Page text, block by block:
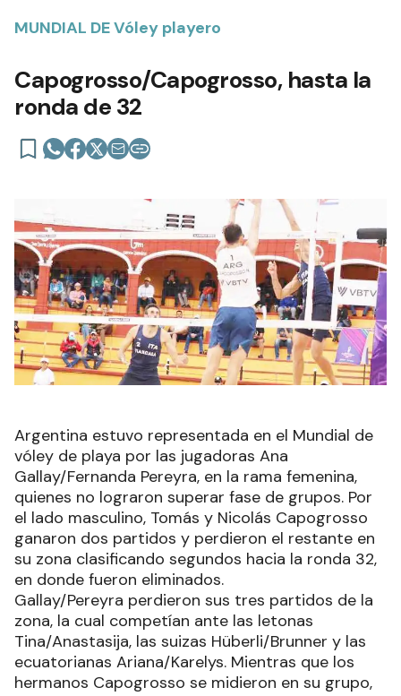
MUNDIAL DE Vóley playero
Capogrosso/Capogrosso, hasta la
ronda de 32
Argentina estuvo representada en el Mundial de
vóley de playa por las jugadoras Ana
Gallay/Fernanda Pereyra, en la rama femenina,
quienes no lograron superar fase de grupos. Por
el lado masculino, Tomás y Nicolás Capogrosso
ganaron dos partidos y perdieron el restante en
su zona clasificando segundos hacia la ronda 32,
en donde fueron eliminados.
Gallay/Pereyra perdieron sus tres partidos de la
zona, la cual competían ante las letonas
Tina/Anastasija, las suizas Hüberli/Brunner y las
ecuatorianas Ariana/Karelys. Mientras que los
hermanos Capogrosso se midieron en su grupo,